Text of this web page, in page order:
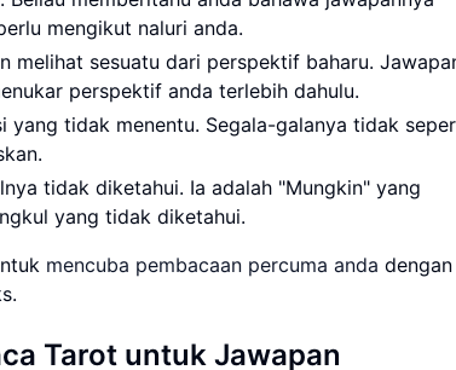
mengikut naluri anda.
melihat sesuatu dari perspektif baharu.
perspektif anda terlebih dahulu.
yang tidak menentu. Segala-galanya tidak
tidak diketahui. Ia adalah "Mungkin" yang
yang tidak diketahui.
mencuba pembacaan percuma anda dengan
Tarot untuk Jawapan